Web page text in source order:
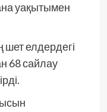
уақытымен
елдердегі
68 сайлау